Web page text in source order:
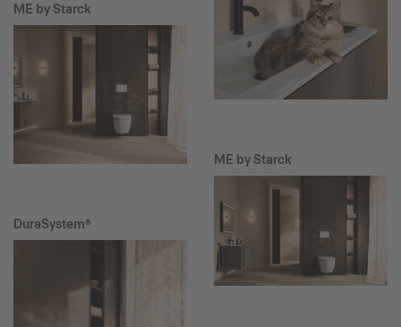
ME by Starck
DuraSystem®
ME by Starck